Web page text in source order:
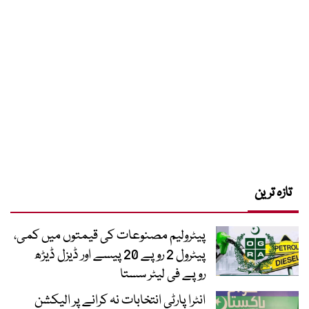
تازہ ترین
پیٹرولیم مصنوعات کی قیمتوں میں کمی،
پیٹرول 2 روپے 20 پیسے اور ڈیزل ڈیڑھ
روپے فی لیٹر سستا
انٹرا پارٹی انتخابات نہ کرانے پر الیکشن